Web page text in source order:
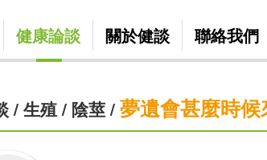
健康論談 關於健談 聯絡我們
/ 生殖/ 陰莖/ 夢遺會甚麼時候